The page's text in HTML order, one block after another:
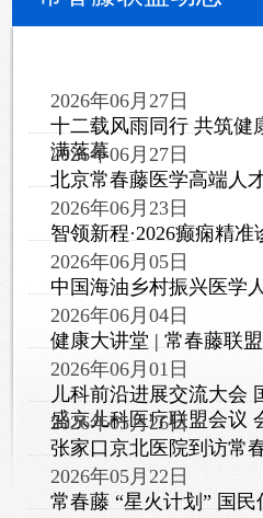
2026年06月27日
十二载风雨同行 共筑
满落幕
2026年06月27日
北京常春藤医学高端人
2026年06月23日
智领新程·2026癫痫精
2026年06月05日
中国海油乡村振兴医学
2026年06月04日
健康大讲堂 | 常春藤联
2026年06月01日
儿科前沿进展交流大会
盛京儿科医疗联盟会议
2026年05月26日
张家口京北医院到访常
2026年05月22日
常春藤 “星火计划” 国